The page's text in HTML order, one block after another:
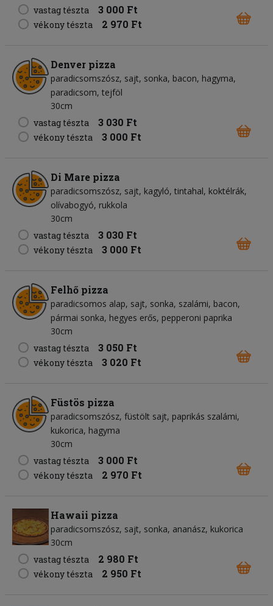
vastag tészta
3 000 Ft
vékony tészta 2 970 Ft
Denver pizza
paradicsomszósz sajt sonka bacon hagyma
paradicsom tejföl
30cm
vastag tészta
3 030 Ft
vékony tészta 3 000 Ft
Di Mare pizza
paradicsomszósz sajt kagyló tintahal koktélrák
olívabogyó rukkola
30cm
vastag tészta
3 030 Ft
vékony tészta 3 000 Ft
Felhő pizza
paradicsomos alap sajt sonka szalámi bacon
pármai sonka hegyes erős pepperoni paprika
30cm
vastag tészta
3 050 Ft
vékony tészta 3 020 Ft
Füstös pizza
paradicsomszósz füstölt sajt paprikás szalámi
kukorica hagyma
30cm
vastag tészta
3 000 Ft
vékony tészta 2 970 Ft
Hawaii pizza
paradicsomszósz sajt sonka ananász kukorica
30cm
vastag tészta
2 980 Ft
vékony tészta 2 950 Ft